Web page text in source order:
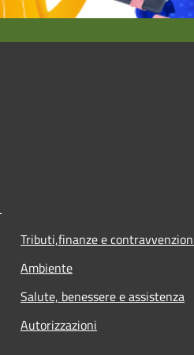
Tributi,finanze e
Ambiente
Salute, benessere e assistenza
Autorizzazioni